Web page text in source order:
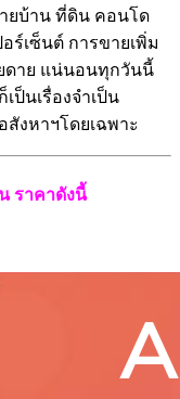
ยบ้าน ที่ดิน คอนโด
ร์เซ็นต์ การขายเพิ่ม
ดาย แน่นอนทุกวันนี้
ป็นเรื่องจำเป็น
สังหาฯโดยเฉพาะ
ราคาดังนี้
A